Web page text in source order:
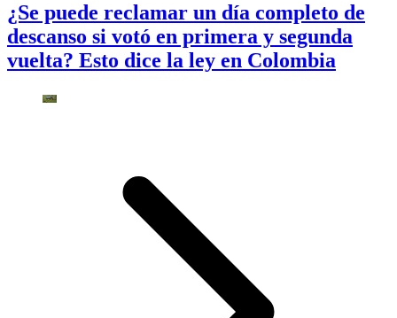
¿Se puede reclamar un día completo de
descanso si votó en primera y segunda
vuelta? Esto dice la ley en Colombia